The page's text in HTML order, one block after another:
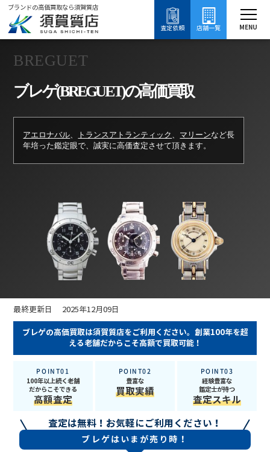
ブランドの高価買取なら須賀質店
査定依頼
店舗一覧 MENU
ブランド買取 時計買取
BREGUET
ブレゲ(BREGUET)の高価買取
アエロナバル、 トランスアトランティック 、 マリーンなど長
年培った鑑定眼で、誠実に高価査定させて頂きます。
最終更新日 2025年12月09日
ブレゲの高価買取は須賀質店をご利用ください。創業100年を超
える老舗だからこそ高額で買取可能！
POINT01
100年以上続く老舗
だからこそできる
高額査定
POINT02
豊富な
買取実績
POINT03
経験豊富な
鑑定士が持つ
査定スキル
査定は無料！お気軽にご利用ください！
ブレゲはいまが売り時！